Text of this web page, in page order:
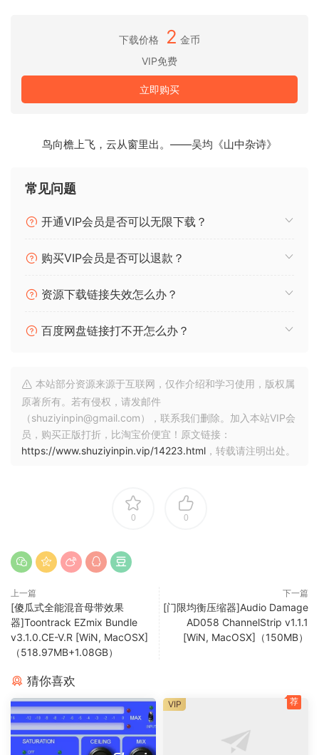
音中，不会出现意外的音量峰值。
NFO
64 位：（VST3、AAX）未修补
phaser-vintage-modulator
2. 从 .txt 文件中选择一个许可证 ;)
ps. 如果您在其网站上下载演示，密钥也适用于
享受这个 REGGED 版本。
your sound with a dynamic glide of modulation. Imagine
Phaser delivers everything from delicate, shimmering
phase shifts to deep, atmospheric swirls, redefining the
boundaries of your sonic landscape.
Here’s what you get with the Hawk Phaser:
your signal hits the phaser, adding warmth and character.
Depth Control: Adjust the intensity of the phase effect,
Filter: Sculpt the frequency range of the modulation,
focusing the effect on specific tonal areas for unique
Feedback: Enhance the resonance within the phaser
circuit, creating deeper and more pronounced phase
effects.
Rate Control: Set the speed of the phase sweep, whether
you’re looking for slow, evolving waves or rapid, pulsating
shifts.
Width: Expand the stereo field of your phase effect, giving
your sound a sense of spaciousness and depth.
Auto Gain: Maintain consistent output levels, ensuring that
下载价格 2 金币
VIP免费
立即购买
鸟向檐上飞，云从窗里出。——吴均《山中杂诗》
常见问题
开通VIP会员是否可以无限下载？
购买VIP会员是否可以退款？
资源下载链接失效怎么办？
百度网盘链接打不开怎么办？
本站部分资源来源于互联网，仅作介绍和学习使用，版权属
原著所有。若有侵权，请发邮件
（shuziyinpin@gmail.com），联系我们删除。加入本站VIP会
员，购买正版打折，比淘宝价便宜！原文链接：
https://www.shuziyinpin.vip/14223.html ，转载请注明出处。
0 0
上一篇
[傻瓜式全能混音母带效果
器]Toontrack EZmix Bundle
v3.1.0.CE-V.R [WiN, MacOSX]
（518.97MB+1.08GB）
下一篇
[门限均衡压缩器]Audio Damage
AD058 ChannelStrip v1.1.1
[WiN, MacOSX]（150MB）
猜你喜欢
VIP 荐